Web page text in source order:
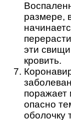
размере,
эти
кровить.
поражает
опасно
оболочку